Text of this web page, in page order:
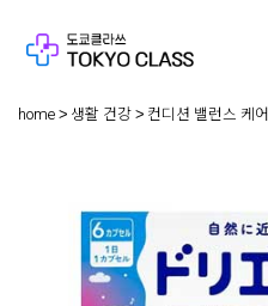
home 생활 건강 컨디션 밸런스 케어